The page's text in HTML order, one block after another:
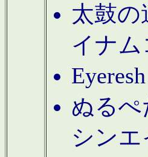
太鼓の
イナ
ぬるぺ
シンエ